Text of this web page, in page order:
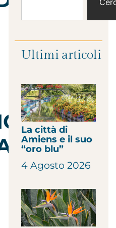
Ultimi articoli
La città di
Amiens e il suo
“oro blu”
4 Agosto 2026